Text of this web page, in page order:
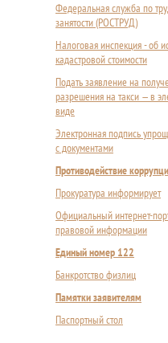
Федеральная служба по
занятости (РОСТРУД)
Налоговая инспекция - об
кадастровой стоимости
Подать заявление на
разрешения на такси — в
виде
Электронная подпись
с документами
Противодействие
Прокуратура информирует
Официальный интернет-
правовой информации
Единый номер 122
Банкротство физлиц
Памятки заявителям
Паспортный стол